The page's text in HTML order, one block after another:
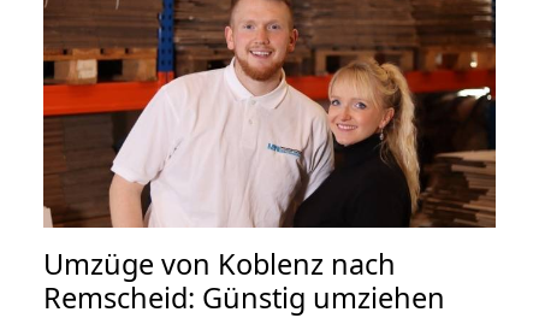
Umzüge von Koblenz nach
Remscheid: Günstig umziehen